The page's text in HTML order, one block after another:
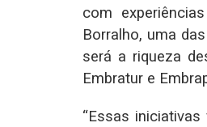
com
Borralho, uma
será a riqueza
Embratur e
“Essas